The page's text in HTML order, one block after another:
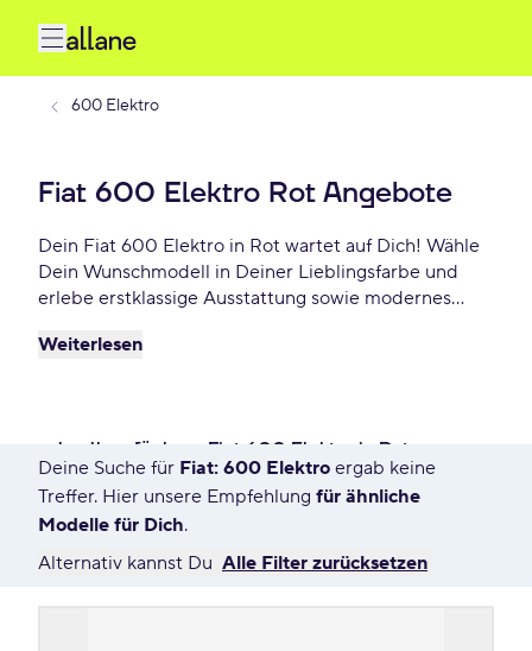
600 Elektro
Fiat 600 Elektro Rot Angebote
Dein Fiat 600 Elektro in Rot wartet auf Dich! Wähle
Dein Wunschmodell in Deiner Lieblingsfarbe und
erlebe erstklassige Ausstattung sowie modernes
Finanzierungsoptionen und fahre Dein Fiat 600
Weiterlesen
schnell verfügbare Fiat 600 Elektro in Rot
44 Angebote für Deine Suche
Deine Suche für Fiat: 600 Elektro ergab keine
Treffer. Hier unsere Empfehlung für ähnliche
Modelle für Dich.
Alternativ kannst Du Alle Filter zurücksetzen